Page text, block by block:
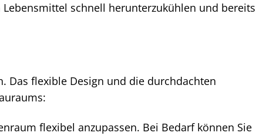
schnell herunterzukühlen und bereits
Das flexible Design und die durchdachten
flexibel anzupassen. Bei Bedarf können Sie